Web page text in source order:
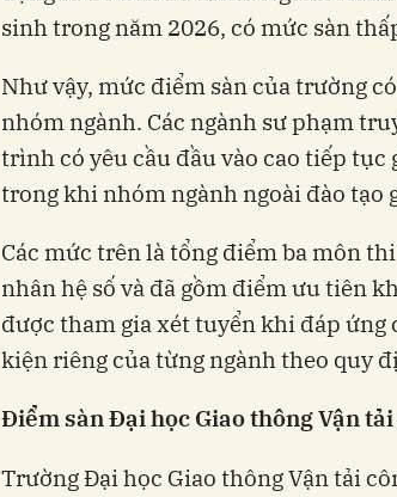
sinh trong năm 2026, có mức sàn
Như vậy, mức điểm sàn của trường
nhóm ngành. Các ngành sư phạm
trình có yêu cầu đầu vào cao tiếp
trong khi nhóm ngành ngoài đào tạo
Các mức trên là tổng điểm ba môn
nhân hệ số và đã gồm điểm ưu tiên
được tham gia xét tuyển khi đáp ứng
kiện riêng của từng ngành theo quy
Điểm sàn Đại học Giao thông Vận tải
Trường Đại học Giao thông Vận tải